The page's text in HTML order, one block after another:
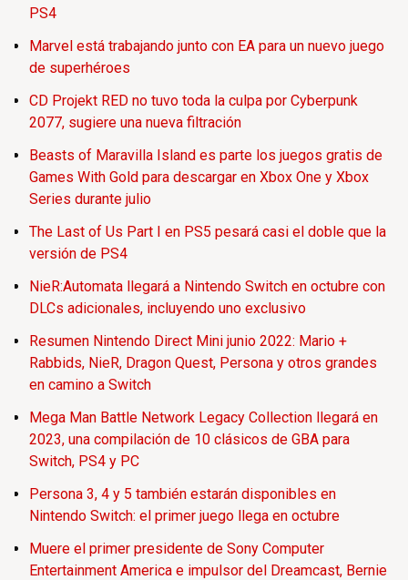
PS4
Marvel está trabajando junto con EA para un nuevo juego
de superhéroes
CD Projekt RED no tuvo toda la culpa por Cyberpunk
2077, sugiere una nueva filtración
Beasts of Maravilla Island es parte los juegos gratis de
Games With Gold para descargar en Xbox One y Xbox
Series durante julio
The Last of Us Part I en PS5 pesará casi el doble que la
versión de PS4
NieR:Automata llegará a Nintendo Switch en octubre con
DLCs adicionales, incluyendo uno exclusivo
Resumen Nintendo Direct Mini junio 2022: Mario +
Rabbids, NieR, Dragon Quest, Persona y otros grandes
en camino a Switch
Mega Man Battle Network Legacy Collection llegará en
2023, una compilación de 10 clásicos de GBA para
Switch, PS4 y PC
Persona 3, 4 y 5 también estarán disponibles en
Nintendo Switch: el primer juego llega en octubre
Muere el primer presidente de Sony Computer
Entertainment America e impulsor del Dreamcast, Bernie